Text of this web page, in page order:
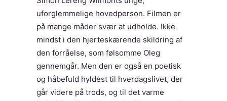
uforglemmelige hovedperson. Filmen er
på mange måder svær at udholde. Ikke
mindst i den hjerteskærende skildring af
den forråelse, som følsomme Oleg
gennemgår. Men den er også en poetisk
og håbefuld hyldest til hverdagslivet, der
går videre på trods, og til det varme